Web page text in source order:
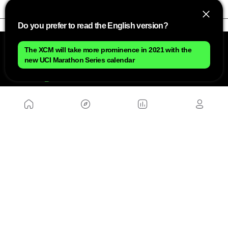
Do you prefer to read the English version?
The XCM will take more prominence in 2021 with the
new UCI Marathon Series calendar